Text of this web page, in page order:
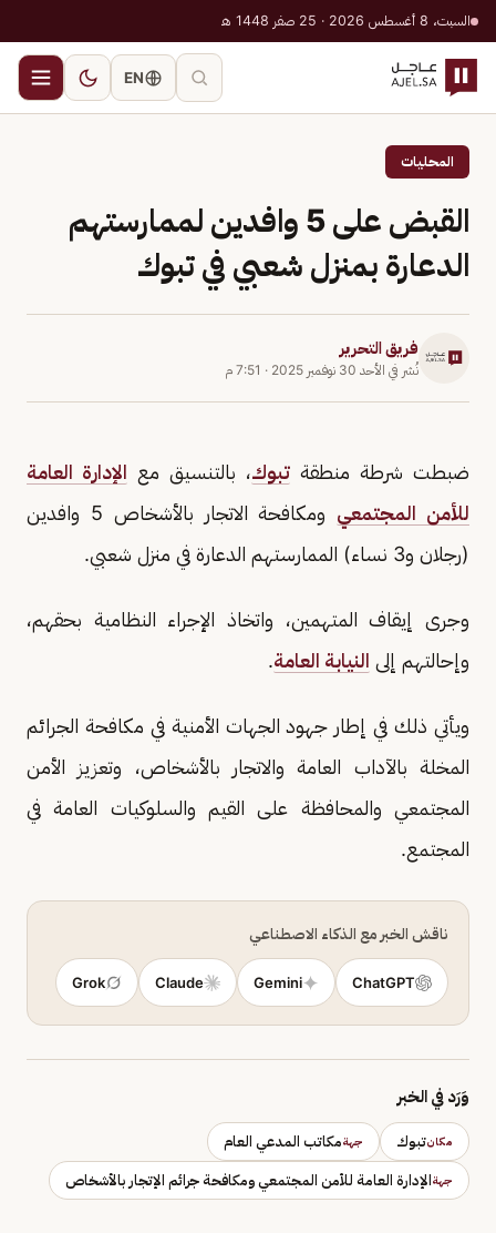
السبت، 8 أغسطس 2026 · 25 صفر 1448 هـ
EN
المحليات
القبض على 5 وافدين لممارستهم
الدعارة بمنزل شعبي في تبوك
فريق التحرير
نُشر في الأحد 30 نوفمبر 2025 · 7:51 م
ضبطت شرطة منطقة تبوك، بالتنسيق مع الإدارة العامة
للأمن المجتمعي
ومكافحة الاتجار بالأشخاص 5 وافدين
(رجلان و3 نساء) الممارستهم الدعارة في منزل شعبي.
وجرى إيقاف المتهمين، واتخاذ الإجراء النظامية بحقهم،
وإحالتهم إلى النيابة العامة.
ويأتي ذلك في إطار جهود الجهات الأمنية في مكافحة الجرائم
المخلة بالآداب العامة والاتجار بالأشخاص، وتعزيز الأمن
المجتمعي والمحافظة على القيم والسلوكيات العامة في
المجتمع.
ناقش الخبر مع الذكاء الاصطناعي
ChatGPT
Gemini
Claude
Grok
وَرَد في الخبر
مكانتبوك جهةمكاتب المدعي العام
جهةالإدارة العامة للأمن المجتمعي ومكافحة جرائم الإتجار بالأشخاص